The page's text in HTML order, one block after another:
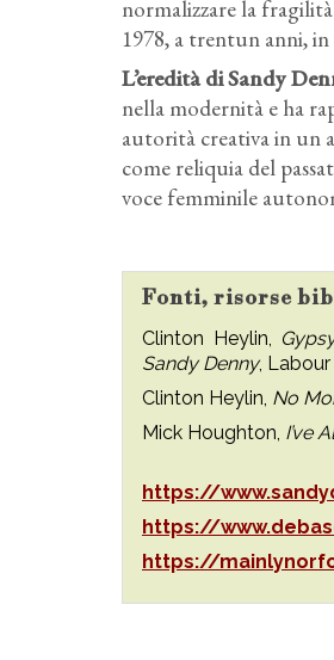
normalizzare la
1978, a trentun anni,
L’eredità di Sandy
nella modernità e ha
autorità creativa in un
come reliquia del
voce femminile
Fonti, risorse
Clinton Heylin,
Sandy Denny,
Clinton Heylin, No
Mick Houghton, I’ve
https://
https://
https://